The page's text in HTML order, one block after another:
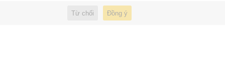
Từ chối Đồng ý